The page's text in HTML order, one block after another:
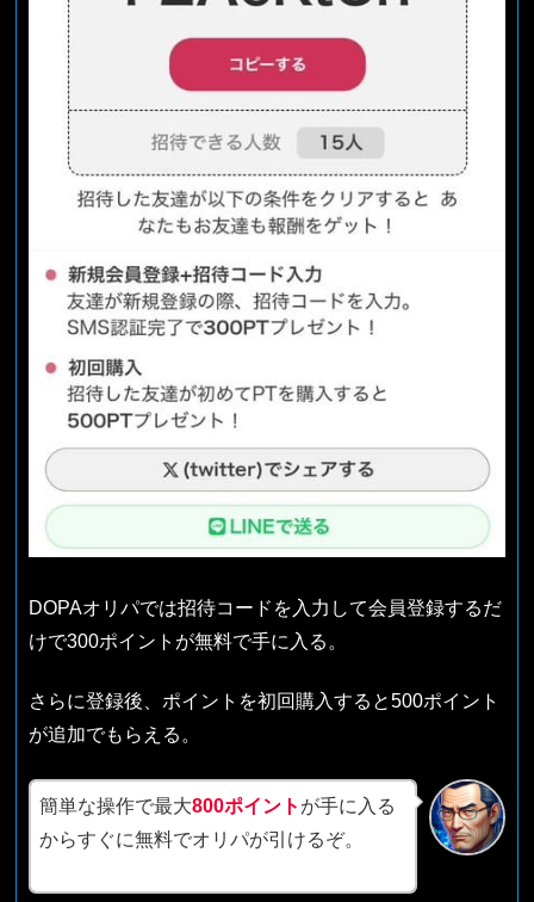
DOPAオリパでは招待コードを入力して会員登録するだ
けで300ポイントが無料で手に入る。
さらに登録後、ポイントを初回購入すると500ポイント
が追加でもらえる。
簡単な操作で最大800ポイント が手に入る
からすぐに無料でオリパが引けるぞ。